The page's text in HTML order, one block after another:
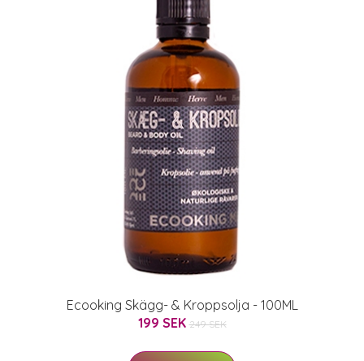
Ecooking Skägg- & Kroppsolja - 100ML
199 SEK 249 SEK